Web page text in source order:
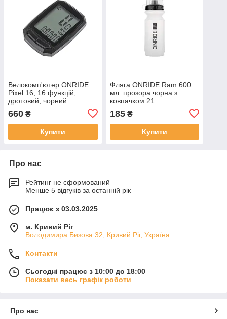
Велокомп'ютер ONRIDE
Pixel 16, 16 функцій,
дротовий, чорний
660 ₴
Купити
Фляга ONRIDE Ram 600
мл. прозора чорна з
ковпачком 21
185₴
Купити
Про нас
Рейтинг не сформований
Менше 5 відгуків за останній рік
Працює з 03.03.2025
м. Кривий Ріг
Володимира Бизова 32, Кривий Ріг, Україна
Контакти
Сьогодні працює з 10:00 до 18:00
Показати весь графік роботи
Про нас